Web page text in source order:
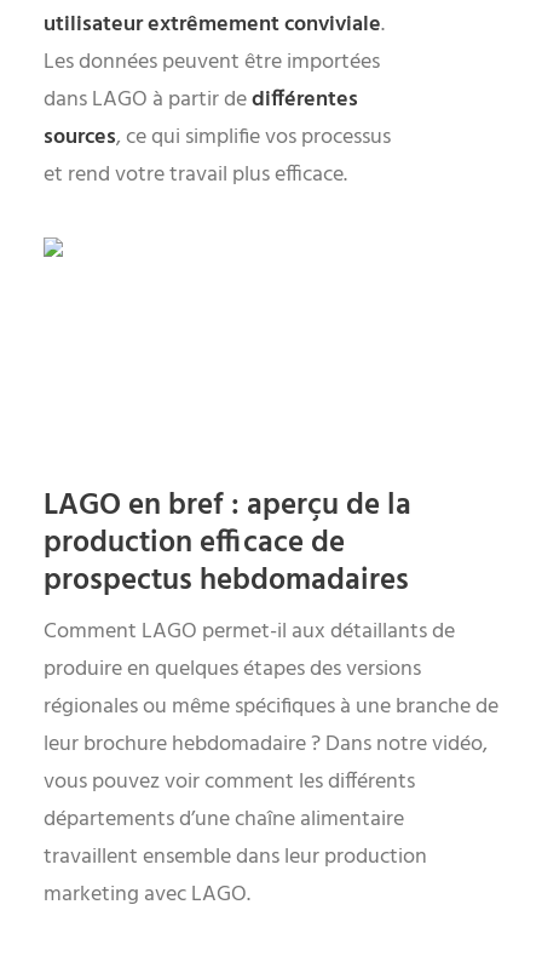
utilisateur extrêmement conviviale.
Les données peuvent être importées
dans LAGO à partir dedifférentes
sources, ce qui simplifie vos processus
et rend votre travail plus efficace.
LAGO en bref : aperçu de la
production efficace de
prospectus hebdomadaires
Comment LAGO permet-il aux détaillants de
produire en quelques étapes des versions
régionales ou même spécifiques à une branche de
leur brochure hebdomadaire ? Dans notre vidéo,
vous pouvez voir comment les différents
départements d’une chaîne alimentaire
travaillent ensemble dans leur production
marketing avec LAGO.